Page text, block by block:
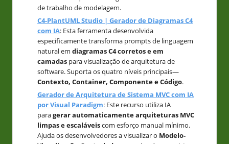
de trabalho de modelagem.
C4-PlantUML Studio | Gerador de Diagramas C4
com IA: Esta ferramenta desenvolvida
especificamente transforma prompts de linguagem
natural em diagramas C4 corretos e em
camadas para visualização de arquitetura de
software. Suporta os quatro níveis principais—
Contexto, Container, Componente e Código.
Gerador de Arquitetura de Sistema MVC com IA
por Visual Paradigm: Este recurso utiliza IA
paragerar automaticamente arquiteturas MVC
limpas e escaláveiscom esforço manual mínimo.
Ajuda os desenvolvedores a visualizar o Modelo-